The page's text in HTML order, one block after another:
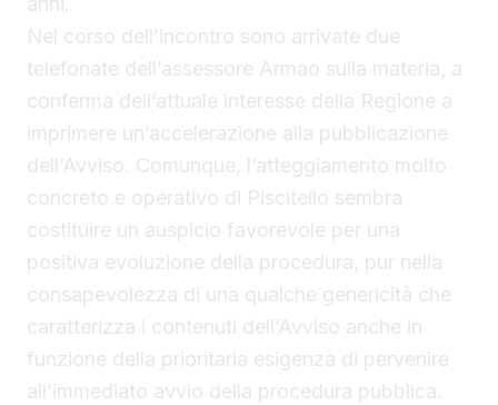
Nel corso dell’incontro sono arrivate due
telefonate dell’assessore Armao sulla materia, a
conferma dell’attuale interesse della Regione a
imprimere un’accelerazione alla pubblicazione
dell’Avviso. Comunque, l’atteggiamento molto
concreto e operativo di Piscitello sembra
costituire un auspicio favorevole per una
positiva evoluzione della procedura, pur nella
consapevolezza di una qualche genericità che
caratterizza i contenuti dell’Avviso anche in
funzione della prioritaria esigenza di pervenire
all’immediato avvio della procedura pubblica.